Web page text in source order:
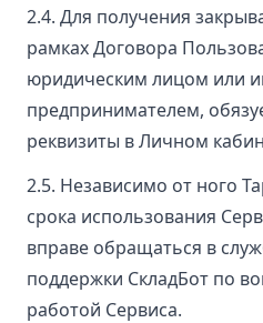
2.4. Для получения
рамках Договора
юридическим лицом или
предпринимателем,
реквизиты в Личном
2.5. Независимо от ного
срока использования
вправе обращаться в
поддержки СкладБот по
работой Сервиса.